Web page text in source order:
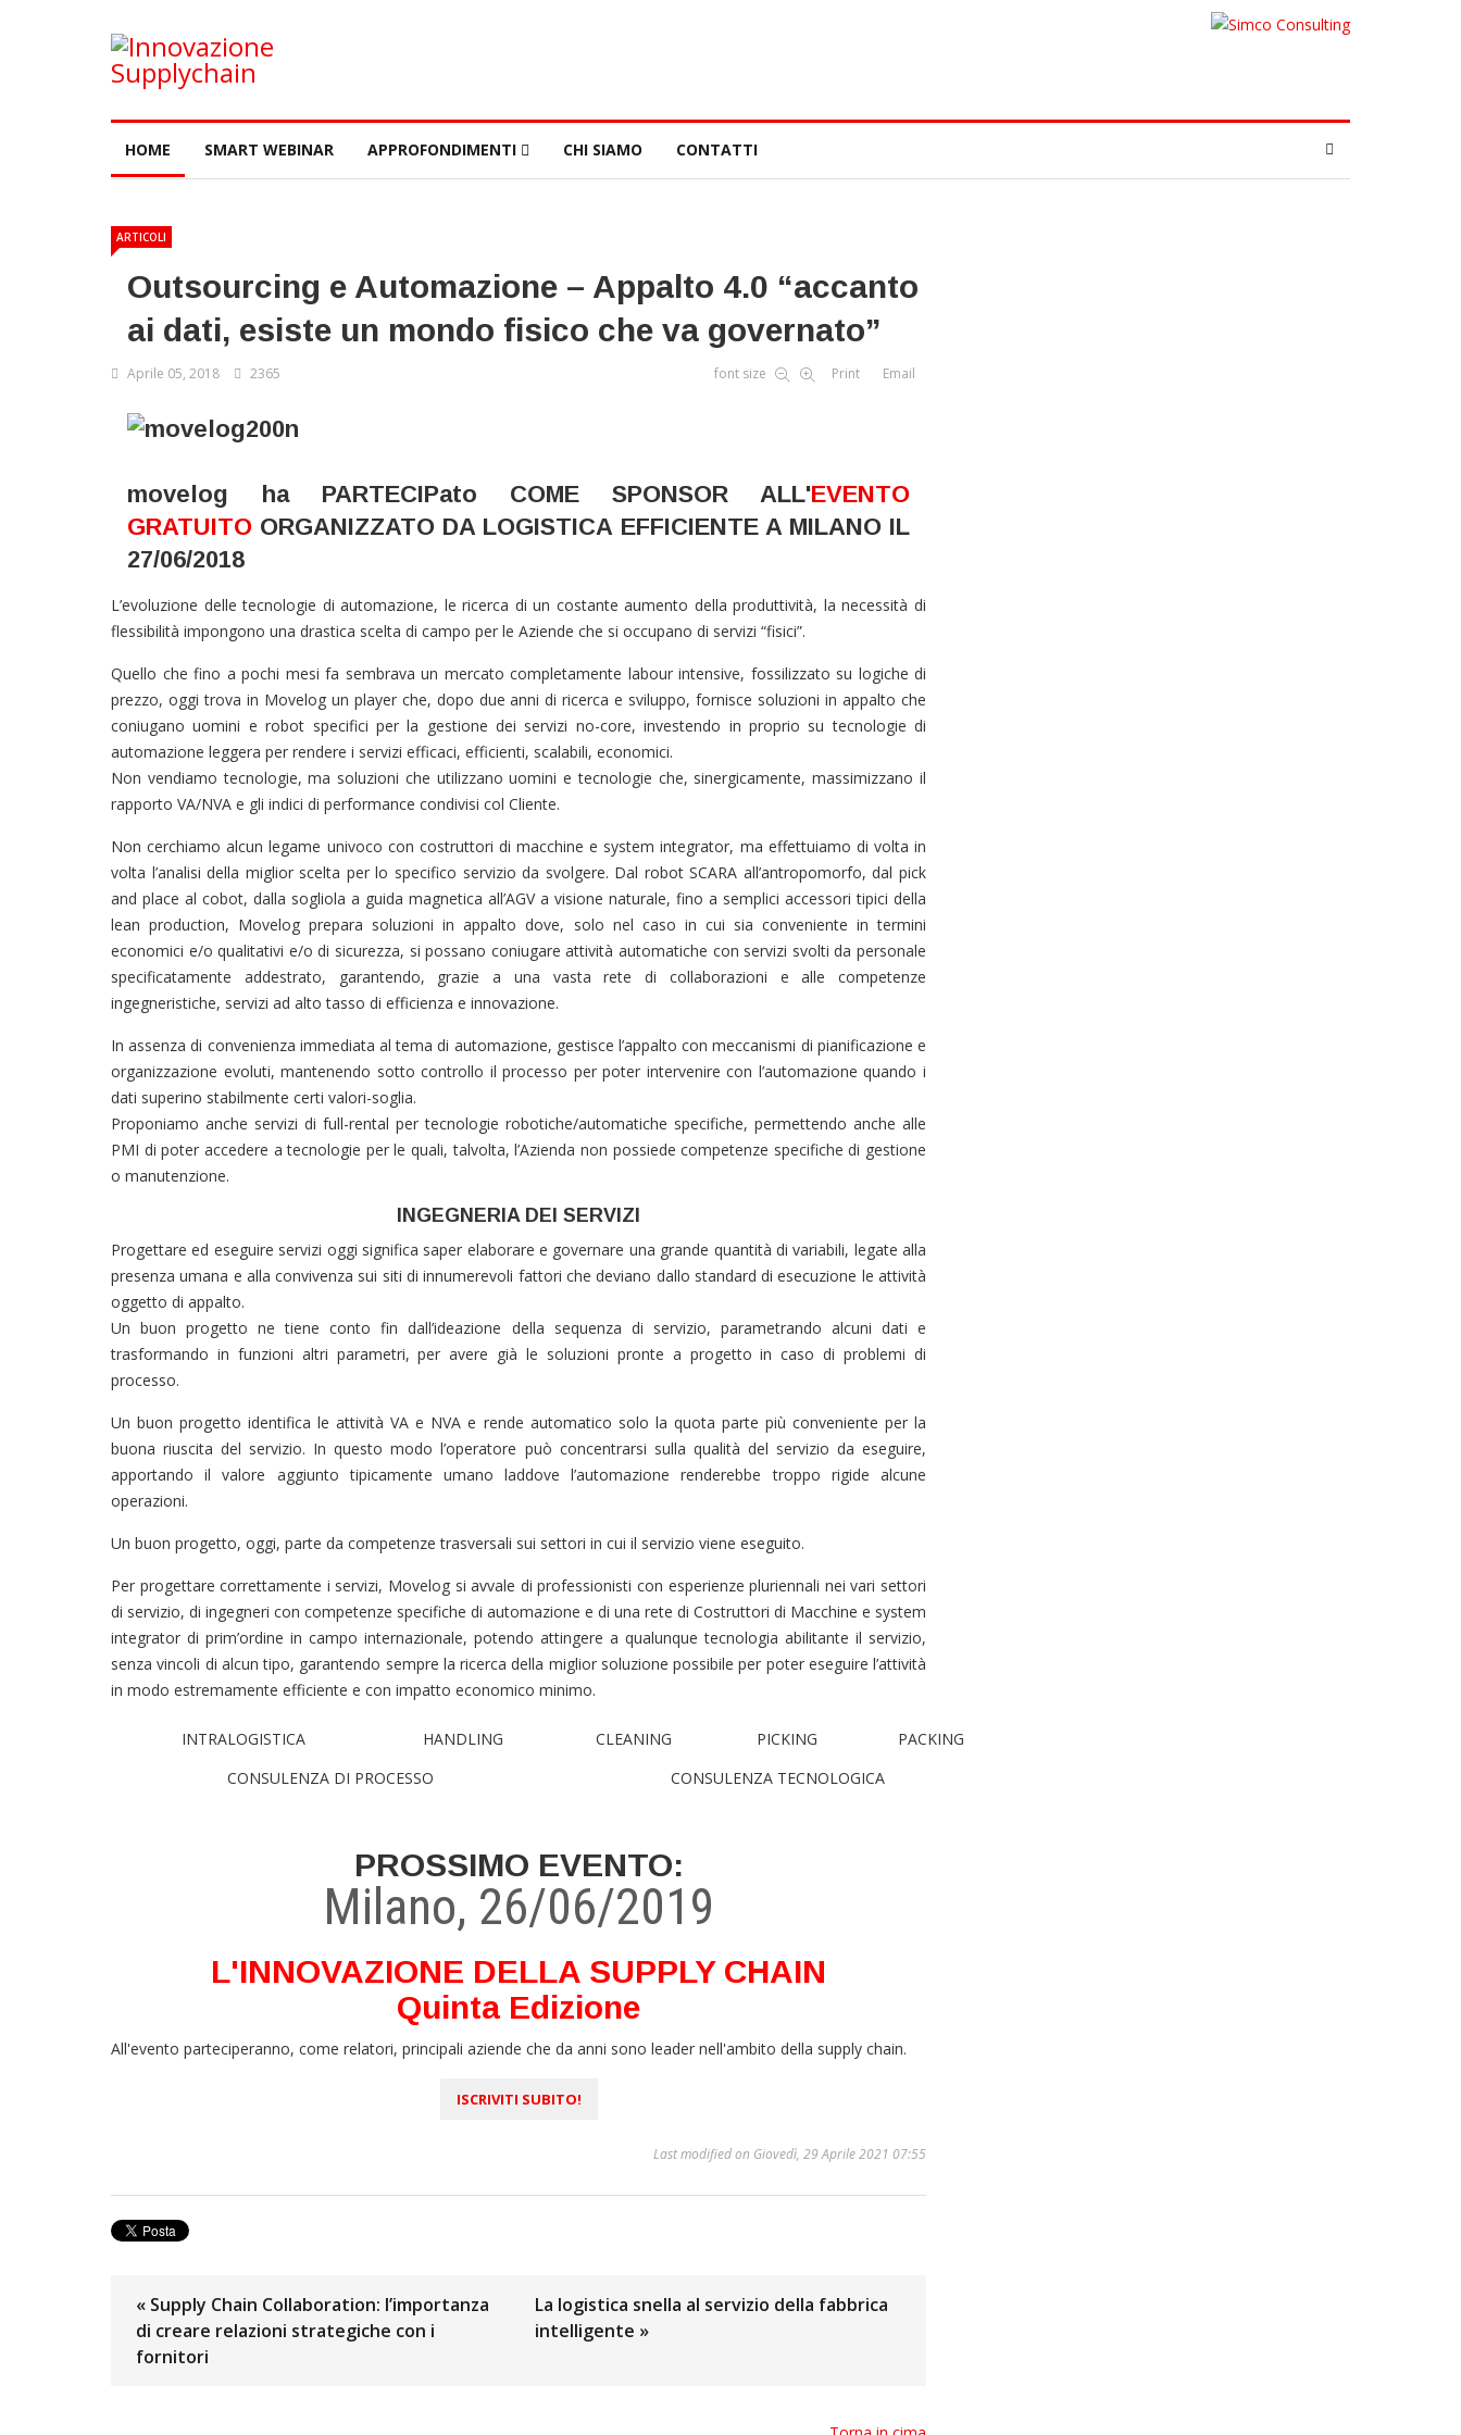
HOME SMART WEBINAR APPROFONDIMENTI CHI SIAMO CONTATTI
ARTICOLI
Outsourcing e Automazione – Appalto 4.0 “accanto
ai dati, esiste un mondo fisico che va governato”
Aprile 05, 2018 2365 font size Print Email
movelog ha PARTECIPato COME SPONSOR ALL'EVENTO
GRATUITO ORGANIZZATO DA LOGISTICA EFFICIENTE A MILANO IL
27/06/2018
L’evoluzione delle tecnologie di automazione, le ricerca di un costante aumento della produttività, la necessità di
flessibilità impongono una drastica scelta di campo per le Aziende che si occupano di servizi “fisici”.
Quello che fino a pochi mesi fa sembrava un mercato completamente labour intensive, fossilizzato su logiche di
prezzo, oggi trova in Movelog un player che, dopo due anni di ricerca e sviluppo, fornisce soluzioni in appalto che
coniugano uomini e robot specifici per la gestione dei servizi no-core, investendo in proprio su tecnologie di
automazione leggera per rendere i servizi efficaci, efficienti, scalabili, economici.
Non vendiamo tecnologie, ma soluzioni che utilizzano uomini e tecnologie che, sinergicamente, massimizzano il
rapporto VA/NVA e gli indici di performance condivisi col Cliente.
Non cerchiamo alcun legame univoco con costruttori di macchine e system integrator, ma effettuiamo di volta in
volta l’analisi della miglior scelta per lo specifico servizio da svolgere. Dal robot SCARA all’antropomorfo, dal pick
and place al cobot, dalla sogliola a guida magnetica all’AGV a visione naturale, fino a semplici accessori tipici della
lean production, Movelog prepara soluzioni in appalto dove, solo nel caso in cui sia conveniente in termini
economici e/o qualitativi e/o di sicurezza, si possano coniugare attività automatiche con servizi svolti da personale
specificatamente addestrato, garantendo, grazie a una vasta rete di collaborazioni e alle competenze
ingegneristiche, servizi ad alto tasso di efficienza e innovazione.
In assenza di convenienza immediata al tema di automazione, gestisce l’appalto con meccanismi di pianificazione e
organizzazione evoluti, mantenendo sotto controllo il processo per poter intervenire con l’automazione quando i
dati superino stabilmente certi valori-soglia.
Proponiamo anche servizi di full-rental per tecnologie robotiche/automatiche specifiche, permettendo anche alle
PMI di poter accedere a tecnologie per le quali, talvolta, l’Azienda non possiede competenze specifiche di gestione
o manutenzione.
INGEGNERIA DEI SERVIZI
Progettare ed eseguire servizi oggi significa saper elaborare e governare una grande quantità di variabili, legate alla
presenza umana e alla convivenza sui siti di innumerevoli fattori che deviano dallo standard di esecuzione le attività
oggetto di appalto.
Un buon progetto ne tiene conto fin dall’ideazione della sequenza di servizio, parametrando alcuni dati e
trasformando in funzioni altri parametri, per avere già le soluzioni pronte a progetto in caso di problemi di
processo.
Un buon progetto identifica le attività VA e NVA e rende automatico solo la quota parte più conveniente per la
buona riuscita del servizio. In questo modo l’operatore può concentrarsi sulla qualità del servizio da eseguire,
apportando il valore aggiunto tipicamente umano laddove l’automazione renderebbe troppo rigide alcune
operazioni.
Un buon progetto, oggi, parte da competenze trasversali sui settori in cui il servizio viene eseguito.
Per progettare correttamente i servizi, Movelog si avvale di professionisti con esperienze pluriennali nei vari settori
di servizio, di ingegneri con competenze specifiche di automazione e di una rete di Costruttori di Macchine e system
integrator di prim’ordine in campo internazionale, potendo attingere a qualunque tecnologia abilitante il servizio,
senza vincoli di alcun tipo, garantendo sempre la ricerca della miglior soluzione possibile per poter eseguire l’attività
in modo estremamente efficiente e con impatto economico minimo.
INTRALOGISTICA HANDLING CLEANING PICKING
PACKING
CONSULENZA DI PROCESSO
CONSULENZA TECNOLOGICA
PROSSIMO EVENTO:
Milano, 26/06/2019
L'INNOVAZIONE DELLA SUPPLY CHAIN
Quinta Edizione
All'evento parteciperanno, come relatori, principali aziende che da anni sono leader nell'ambito della supply chain.
ISCRIVITI SUBITO!
Last modified on Giovedì, 29 Aprile 2021 07:55
« Supply Chain Collaboration: l’importanza
di creare relazioni strategiche con i
fornitori
La logistica snella al servizio della fabbrica
intelligente »